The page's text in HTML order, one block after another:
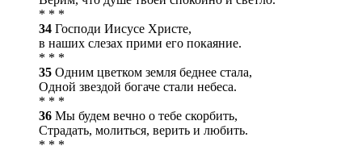
* * *
34 Господи Иисусе Христе,
в наших слезах прими его покаяние.
* * *
35 Одним цветком земля беднее стала,
Одной звездой богаче стали небеса.
* * *
36 Мы будем вечно о тебе скорбить,
Страдать, молиться, верить и любить.
* * *